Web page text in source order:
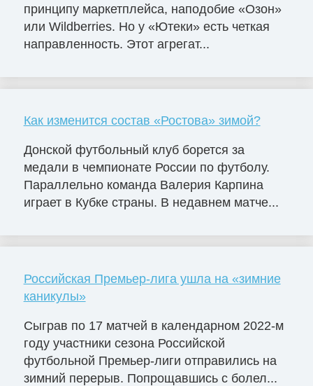
принципу маркетплейса, наподобие «Озон»
или Wildberries. Но у «Ютеки» есть четкая
направленность. Этот агрегат...
Как изменится состав «Ростова» зимой?
Донской футбольный клуб борется за
медали в чемпионате России по футболу.
Параллельно команда Валерия Карпина
играет в Кубке страны. В недавнем матче...
Российская Премьер-лига ушла на «зимние
каникулы»
Сыграв по 17 матчей в календарном 2022-м
году участники сезона Российской
футбольной Премьер-лиги отправились на
зимний перерыв. Попрощавшись с болел...